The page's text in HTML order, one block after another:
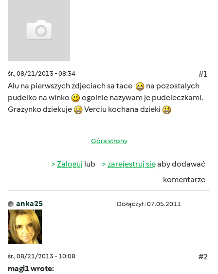
śr., 08/21/2013 - 08:34
#1
Alu na pierwszych zdjeciach sa tace
na pozostalych
pudelko na winko
ogolnie nazywam je pudeleczkami.
Grazynko dziekuje
Verciu kochana dzieki
Góra strony
Zaloguj lub zarejestruj sięaby dodawać
komentarze
anka25 Dołączył : 07.05.2011
śr., 08/21/2013 - 10:08
#2
magi1 wrote: